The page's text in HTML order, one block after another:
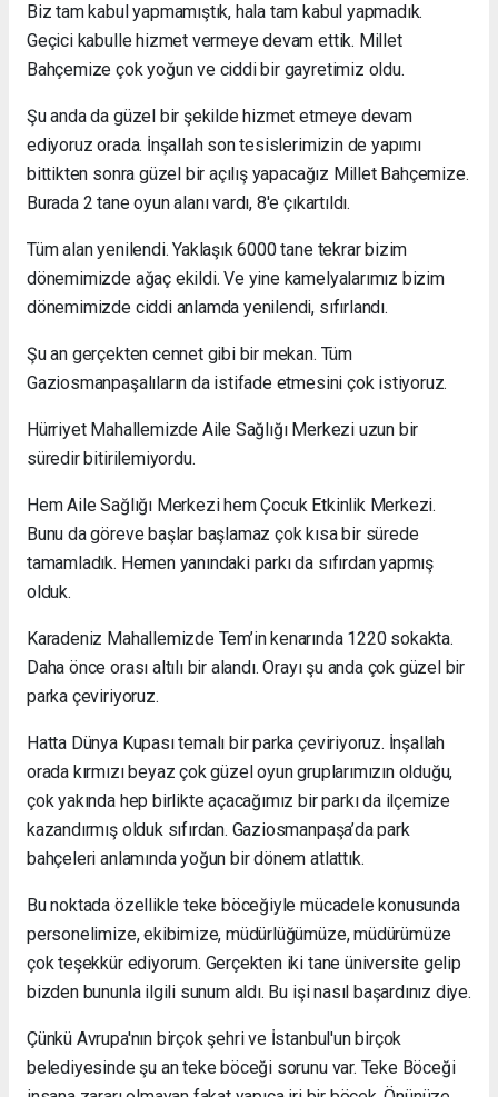
Biz tam kabul yapmamıştık, hala tam kabul yapmadık.
Geçici kabulle hizmet vermeye devam ettik. Millet
Bahçemize çok yoğun ve ciddi bir gayretimiz oldu.
Şu anda da güzel bir şekilde hizmet etmeye devam
ediyoruz orada. İnşallah son tesislerimizin de yapımı
bittikten sonra güzel bir açılış yapacağız Millet Bahçemize.
Burada 2 tane oyun alanı vardı, 8'e çıkartıldı.
Tüm alan yenilendi. Yaklaşık 6000 tane tekrar bizim
dönemimizde ağaç ekildi. Ve yine kamelyalarımız bizim
dönemimizde ciddi anlamda yenilendi, sıfırlandı.
Şu an gerçekten cennet gibi bir mekan. Tüm
Gaziosmanpaşalıların da istifade etmesini çok istiyoruz.
Hürriyet Mahallemizde Aile Sağlığı Merkezi uzun bir
süredir bitirilemiyordu.
Hem Aile Sağlığı Merkezi hem Çocuk Etkinlik Merkezi.
Bunu da göreve başlar başlamaz çok kısa bir sürede
tamamladık. Hemen yanındaki parkı da sıfırdan yapmış
olduk.
Karadeniz Mahallemizde Tem’in kenarında 1220 sokakta.
Daha önce orası altılı bir alandı. Orayı şu anda çok güzel bir
parka çeviriyoruz.
Hatta Dünya Kupası temalı bir parka çeviriyoruz. İnşallah
orada kırmızı beyaz çok güzel oyun gruplarımızın olduğu,
çok yakında hep birlikte açacağımız bir parkı da ilçemize
kazandırmış olduk sıfırdan. Gaziosmanpaşa’da park
bahçeleri anlamında yoğun bir dönem atlattık.
Bu noktada özellikle teke böceğiyle mücadele konusunda
personelimize, ekibimize, müdürlüğümüze, müdürümüze
çok teşekkür ediyorum. Gerçekten iki tane üniversite gelip
bizden bununla ilgili sunum aldı. Bu işi nasıl başardınız diye.
Çünkü Avrupa'nın birçok şehri ve İstanbul'un birçok
belediyesinde şu an teke böceği sorunu var. Teke Böceği